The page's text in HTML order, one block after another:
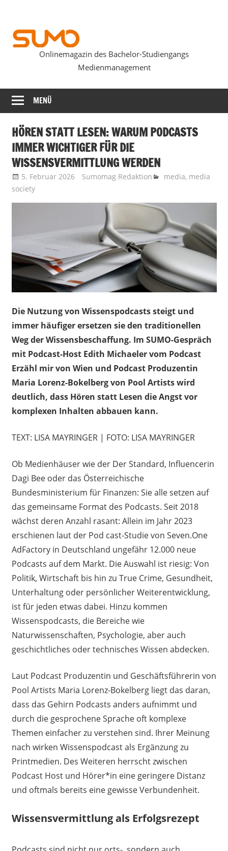
springen
SUMOmag
Onlinemagazin des Bachelor-Studiengangs
Medienmanagement
MENÜ
HÖREN STATT LESEN: WARUM PODCASTS
IMMER WICHTIGER FÜR DIE
WISSENSVERMITTLUNG WERDEN
5. Februar 2026 Sumomag Redaktion media, media
society
Die Nutzung von Wissenspodcasts steigt und
immer häufiger ersetzen sie den traditionellen
Weg der Wissensbeschaffung. Im SUMO-Gespräch
mit Podcast-Host Edith Michaeler vom Podcast
Erzähl mir von Wien und Podcast Produzentin
Maria Lorenz-Bokelberg von Pool Artists wird
deutlich, dass Hören statt Lesen die Angst vor
komplexen Inhalten abbauen kann.
TEXT: LISA MAYRINGER | FOTO: LISA MAYRINGER
Ob Medienhäuser wie der Der Standard, Influencerin
Dagi Bee oder das Österreichische
Bundesministerium für Finanzen: Sie alle setzen auf
das gemeinsame Format des Podcasts. Seit 2018
wächst deren Anzahl rasant: Allein im Jahr 2023
erschienen laut der Pod cast-Studie von Seven.One
AdFactory in Deutschland ungefähr 12.000 neue
Podcasts auf dem Markt. Die Auswahl ist riesig: Von
Politik, Wirtschaft bis hin zu True Crime, Gesundheit,
Unterhaltung oder persönlicher Weiterentwicklung,
ist für jeden etwas dabei. Hinzu kommen
Wissenspodcasts, die Bereiche wie
Naturwissenschaften, Psychologie, aber auch
geschichtliches oder technisches Wissen abdecken.
Laut Podcast Produzentin und Geschäftsführerin von
Pool Artists Maria Lorenz-Bokelberg liegt das daran,
dass das Gehirn Podcasts anders aufnimmt und
durch die gesprochene Sprache oft komplexe
Themen einfacher zu verstehen sind. Ihrer Meinung
nach wirken Wissenspodcast als Ergänzung zu
Printmedien. Des Weiteren herrscht zwischen
Podcast Host und Hörer*in eine geringere Distanz
und oftmals bereits eine gewisse Verbundenheit.
Wissensvermittlung als Erfolgsrezept